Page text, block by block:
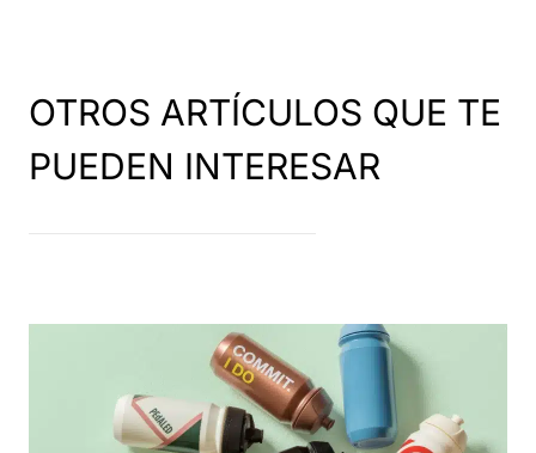
OTROS ARTÍCULOS QUE TE
PUEDEN INTERESAR